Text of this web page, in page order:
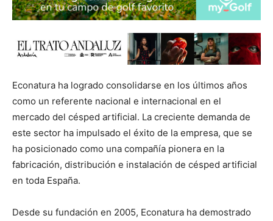
Econatura ha logrado consolidarse en los últimos años
como un referente nacional e internacional en el
mercado del césped artificial. La creciente demanda de
este sector ha impulsado el éxito de la empresa, que se
ha posicionado como una compañía pionera en la
fabricación, distribución e instalación de césped artificial
en toda España.
Desde su fundación en 2005, Econatura ha demostrado